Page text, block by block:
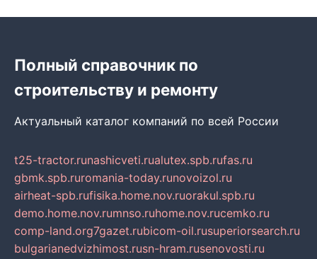
Полный справочник по
строительству и ремонту
Актуальный каталог компаний по всей России
t25-tractor.runashicveti.rualutex.spb.rufas.ru
gbmk.spb.ruromania-today.runovoizol.ru
airheat-spb.rufisika.home.nov.ruorakul.spb.ru
demo.home.nov.rumnso.ruhome.nov.rucemko.ru
comp-land.org7gazet.rubicom-oil.rusuperiorsearch.ru
bulgarianedvizhimost.rusn-hram.rusenovosti.ru